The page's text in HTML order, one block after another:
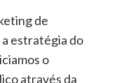
de
estratégia do
o
através da